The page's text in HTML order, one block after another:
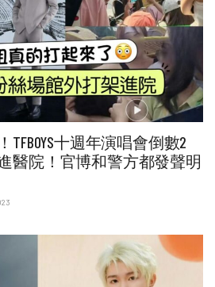
十週年演唱會倒數2
醫院！官博和警方都發聲明